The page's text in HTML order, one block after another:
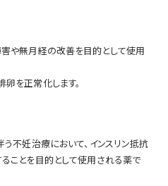
や無月経の改善を目的として使用
を正常化します。
不妊治療において、インスリン抵抗
ことを目的として使用される薬で